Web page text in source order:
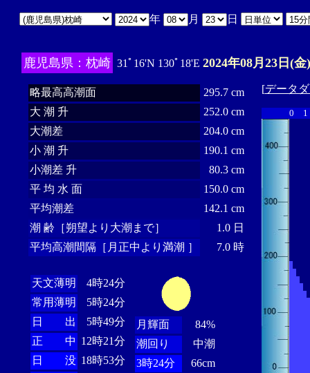
年 月 日
鹿児島県：枕崎 31ﾟ16'N 130ﾟ18'E 2024年08月23日(金)
略最高高潮面
295.7 cm
大 潮 升
252.0 cm
大潮差
204.0 cm
小 潮 升
190.1 cm
小潮差 升
80.3 cm
平 均 水 面
150.0 cm
平均潮差
142.1 cm
潮 齢［朔望より大潮まで］
1.0 日
平均高潮間隔［月正中より満潮 ］
7.0 時
天文薄明
4時24分
常用薄明
5時24分
日 出
5時49分
正 中 12時21分
日 没 18時53分
月輝面
84%
潮回り
中潮
3時24分
66cm
[データ
0 1